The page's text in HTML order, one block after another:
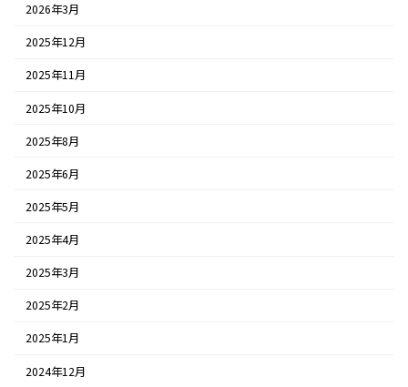
2026年3月
2025年12月
2025年11月
2025年10月
2025年8月
2025年6月
2025年5月
2025年4月
2025年3月
2025年2月
2025年1月
2024年12月